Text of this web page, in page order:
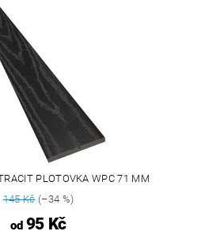
PLOTOVKA WPC 71 MM
145 Kč(–34 %)
od95 Kč